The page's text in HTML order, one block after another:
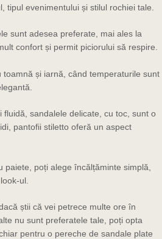
evenimentului și stilul rochiei tale.
sunt adesea preferate, mai ales la
confort și permit piciorului să respire.
și iarnă, când temperaturile sunt
fluidă, sandalele delicate, cu toc, sunt o
pantofii stiletto oferă un aspect
poți alege încălțăminte simplă,
ul.
știi că vei petrece multe ore în
nu sunt preferatele tale, poți opta
pentru o pereche de sandale plate